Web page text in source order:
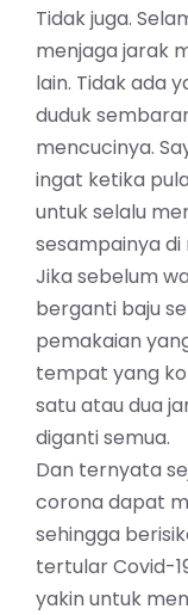
Tidak juga.
menjaga jarak
lain. Tidak ada
duduk
mencucinya.
ingat ketika
untuk selalu
sesampainya di
Jika sebelum
berganti baju
pemakaian
tempat yang
satu atau dua
diganti semua.
Dan ternyata
corona dapat
sehingga
tertular Covid-
yakin untuk